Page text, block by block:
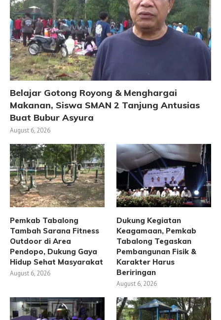
Belajar Gotong Royong & Menghargai
Makanan, Siswa SMAN 2 Tanjung Antusias
Buat Bubur Asyura
August 6, 2026
Pemkab Tabalong
Tambah Sarana Fitness
Outdoor di Area
Pendopo, Dukung Gaya
Hidup Sehat Masyarakat
August 6, 2026
Dukung Kegiatan
Keagamaan, Pemkab
Tabalong Tegaskan
Pembangunan Fisik &
Karakter Harus
Beriringan
August 6, 2026